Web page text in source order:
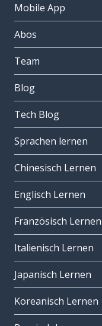
Mobile App
Abos
Team
Blog
Tech Blog
Sprachen lernen
Chinesisch Lernen
Englisch Lernen
Französisch Lernen
Italienisch Lernen
Japanisch Lernen
Koreanisch Lernen